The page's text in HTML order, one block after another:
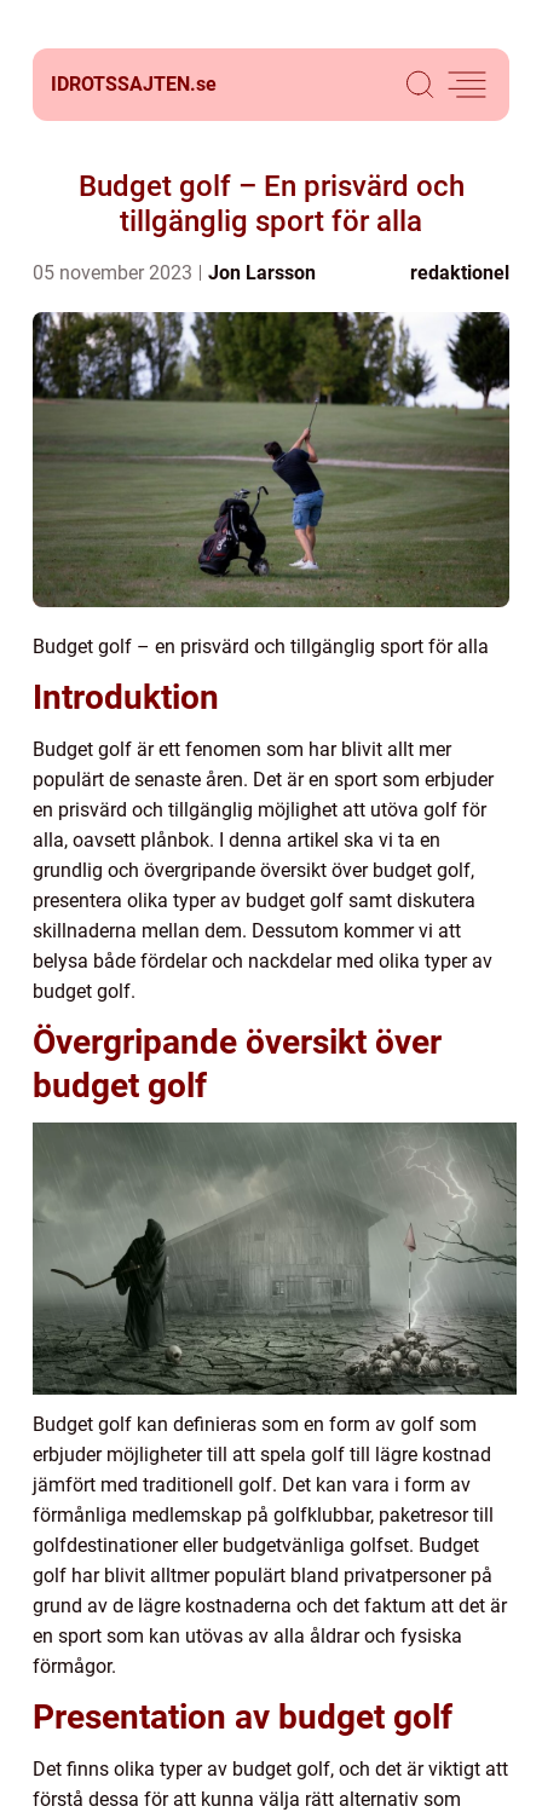
IDROTSSAJTEN.se
Budget golf – En prisvärd och
tillgänglig sport för alla
05 november 2023 Jon Larsson redaktionel
Budget golf – en prisvärd och tillgänglig sport för alla
Introduktion
Budget golf är ett fenomen som har blivit allt mer
populärt de senaste åren. Det är en sport som erbjuder
en prisvärd och tillgänglig möjlighet att utöva golf för
alla, oavsett plånbok. I denna artikel ska vi ta en
grundlig och övergripande översikt över budget golf,
presentera olika typer av budget golf samt diskutera
skillnaderna mellan dem. Dessutom kommer vi att
belysa både fördelar och nackdelar med olika typer av
budget golf.
Övergripande översikt över
budget golf
Budget golf kan definieras som en form av golf som
erbjuder möjligheter till att spela golf till lägre kostnad
jämfört med traditionell golf. Det kan vara i form av
förmånliga medlemskap på golfklubbar, paketresor till
golfdestinationer eller budgetvänliga golfset. Budget
golf har blivit alltmer populärt bland privatpersoner på
grund av de lägre kostnaderna och det faktum att det är
en sport som kan utövas av alla åldrar och fysiska
förmågor.
Presentation av budget golf
Det finns olika typer av budget golf, och det är viktigt att
förstå dessa för att kunna välja rätt alternativ som